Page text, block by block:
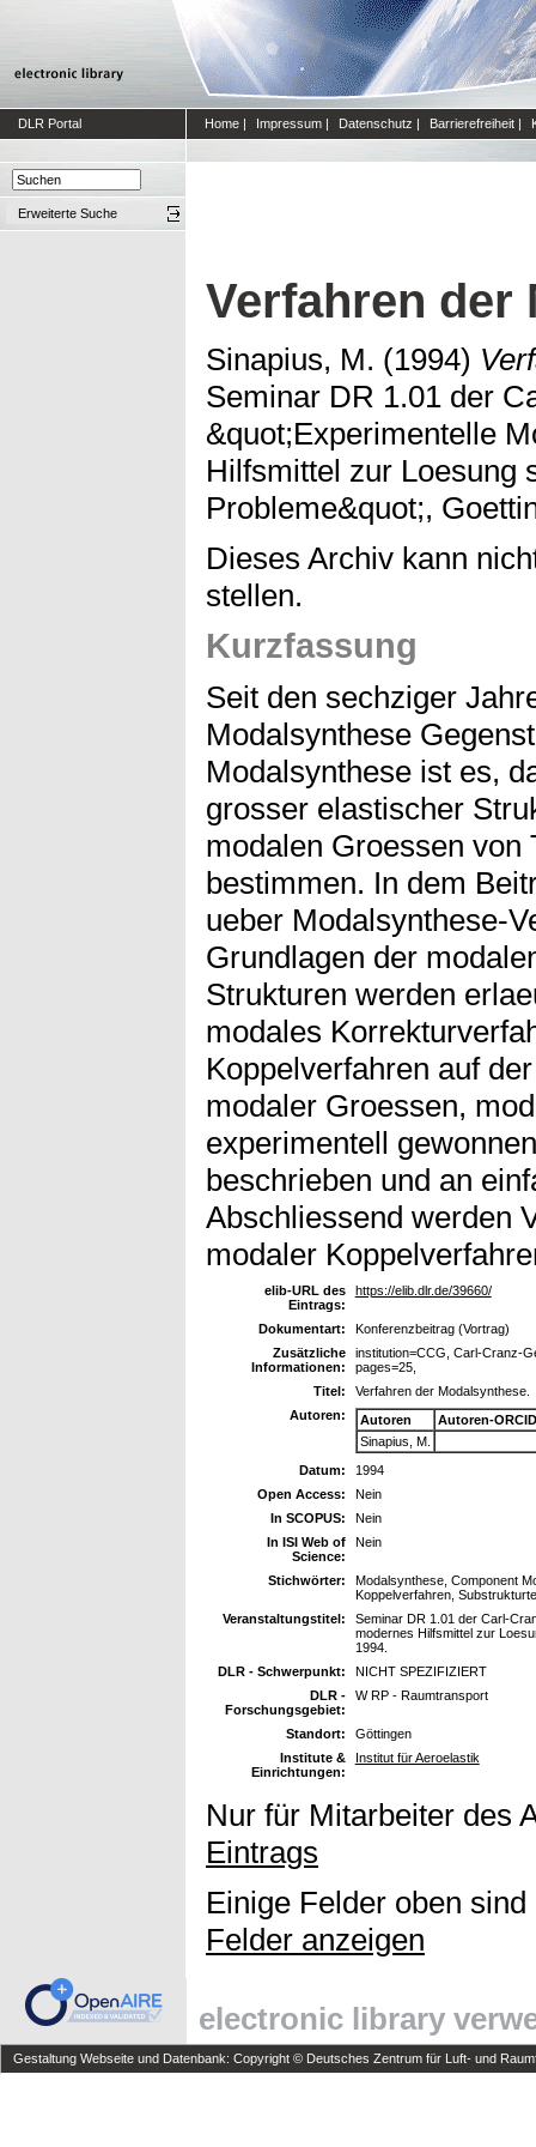
DLR Portal Home | Impressum | Datenschutz | Barrierefreiheit |
Erweiterte Suche
Verfahren der
Sinapius, M. (1994)
Seminar DR 1.01 der
&quot;Experimentelle
Hilfsmittel zur Loesung
Probleme&quot;,
Dieses Archiv kann
stellen.
Kurzfassung
Seit den sechziger
Modalsynthese
Modalsynthese ist es,
grosser elastischer
modalen Groessen von
bestimmen. In dem
ueber Modalsynthese-
Grundlagen der
Strukturen werden
modales
Koppelverfahren auf
modaler Groessen,
experimentell
beschrieben und an
Abschliessend werden
modaler
elib-URL des
Eintrags:
https://elib.dlr.de/39660/
Dokumentart:
Konferenzbeitrag (Vortrag)
Zusätzliche
Informationen:
institution=CCG, Carl-Cranz-
pages=25,
Titel:
Verfahren der Modalsynthese.
Autoren:
Autoren
Autoren-
Sinapius, M.
Datum:
1994
Open Access:
Nein
In SCOPUS:
Nein
In ISI Web of
Science:
Nein
Stichwörter:
Modalsynthese, Component
Koppelverfahren,
Veranstaltungstitel:
Seminar DR 1.01 der Carl-
modernes Hilfsmittel zur
1994.
DLR - Schwerpunkt:
NICHT SPEZIFIZIERT
DLR -
Forschungsgebiet:
W RP - Raumtransport
Standort:
Göttingen
Institute &
Einrichtungen:
Institut für Aeroelastik
Nur für Mitarbeiter des
Eintrags
Einige Felder oben
Felder anzeigen
electronic library
Gestaltung Webseite und Datenbank: Copyright © Deutsches Zentrum für Luft- und